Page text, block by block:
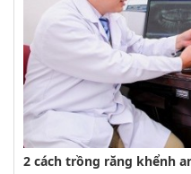
2 cách trồng răng khểnh